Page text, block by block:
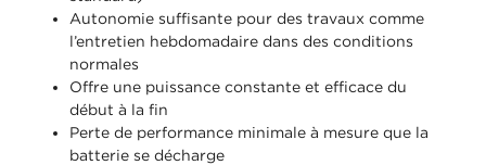
Autonomie suffisante pour des travaux comme
l’entretien hebdomadaire dans des conditions
normales
Offre une puissance constante et efficace du
début à la fin
Perte de performance minimale à mesure que la
batterie se décharge